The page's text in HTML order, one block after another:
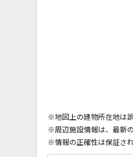
※地図上の建物所在地は
※周辺施設情報は、最新
※情報の正確性は保証さ